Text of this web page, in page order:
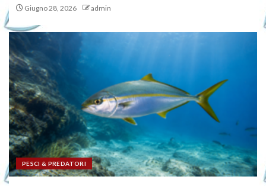
Giugno 28, 2026 admin
PESCI & PREDATORI